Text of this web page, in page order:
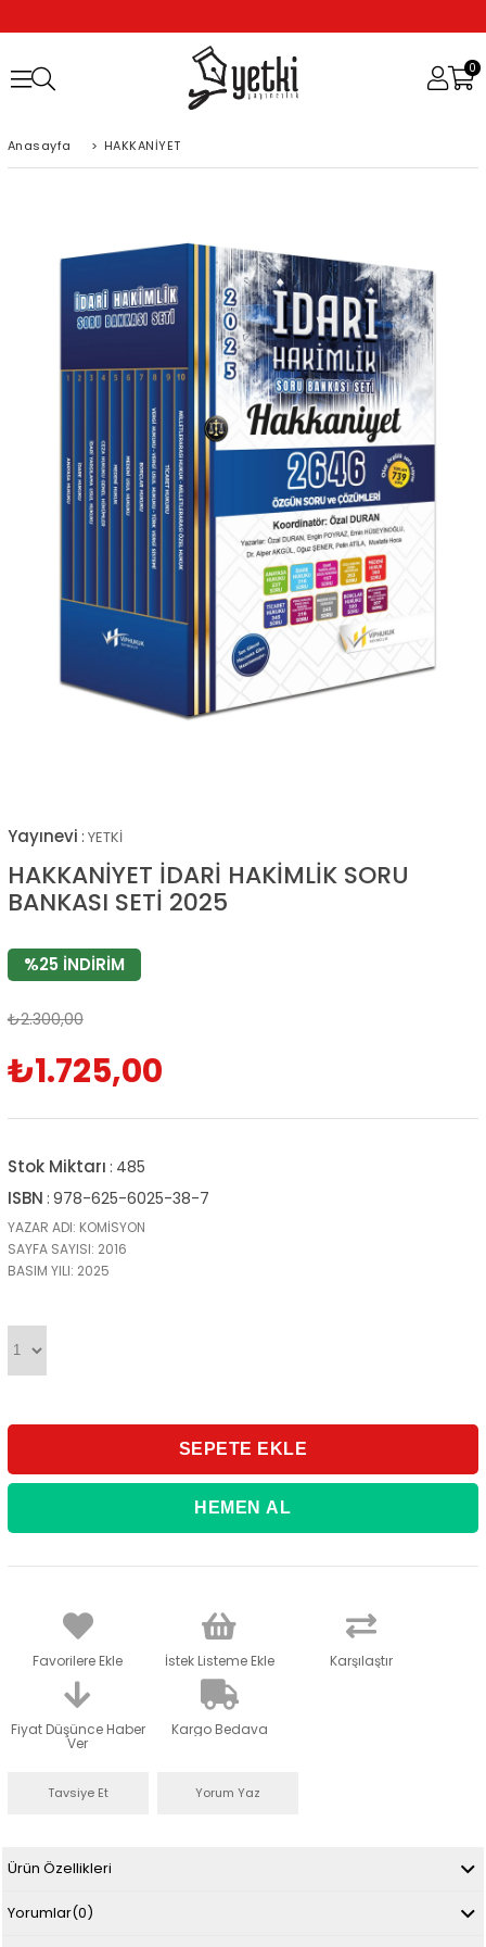
0
Anasayfa > HAKKANİYET
Yayınevi : YETKİ
HAKKANİYET İDARİ HAKİMLİK SORU
BANKASI SETİ 2025
%25 İNDIRIM
₺2.300,00
₺1.725,00
Stok Miktarı : 485
ISBN : 978-625-6025-38-7
YAZAR ADI: KOMİSYON
SAYFA SAYISI: 2016
BASIM YILI: 2025
Favorilere Ekle İstek Listeme Ekle Karşılaştır
Fiyat Düşünce Haber
Ver
Kargo Bedava
Tavsiye Et Yorum Yaz
Ürün Özellikleri
Yorumlar(0)